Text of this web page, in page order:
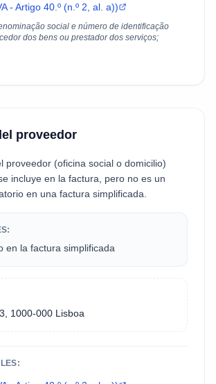
- Artigo 40.º (n.º 2, al. a))
social e número de identificação
dos bens ou prestador dos serviços;
proveedor
proveedor (oficina social o domicilio)
incluye en la factura, pero no es un
en una factura simplificada.
en la factura simplificada
1000-000 Lisboa